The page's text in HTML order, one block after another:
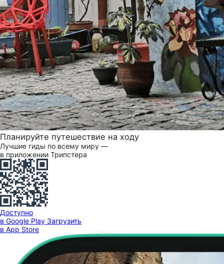
Планируйте путешествие на ходу
Лучшие гиды по всему миру —
в приложении Трипстера
Доступно
в Google Play Загрузить
в App Store